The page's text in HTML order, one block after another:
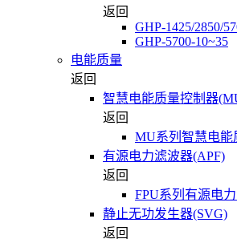
返回
GHP-1425/2850/
GHP-5700-10~35
电能质量
返回
智慧电能质量控制器
返回
MU系列智慧电能
有源电力滤波器(APF)
返回
FPU系列有源电
静止无功发生器(SVG)
返回